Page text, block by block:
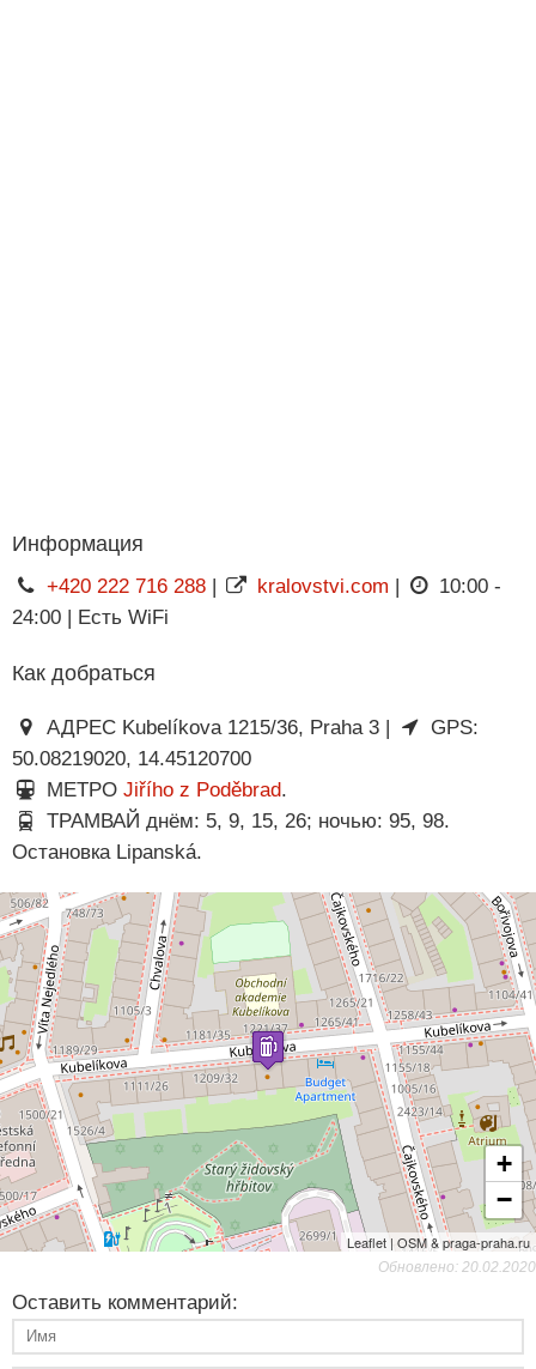
Информация
+420 222 716 288| kralovstvi.com |
10:00 -
24:00 | Есть WiFi
Как добраться
АДРЕС Kubelíkova 1215/36, Praha 3 |
GPS:
50.08219020, 14.45120700
МЕТРО Jiřího z Poděbrad.
ТРАМВАЙ днём: 5, 9, 15, 26; ночью: 95, 98.
Остановка Lipanská.
+
−
Leaflet | OSM & praga-praha.ru
Обновлено: 20.02.2020
Оставить комментарий: